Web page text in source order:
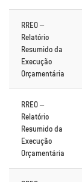
RREO –
Relatório
Resumido da
Execução
Orçamentária
RREO –
Relatório
Resumido da
Execução
Orçamentária